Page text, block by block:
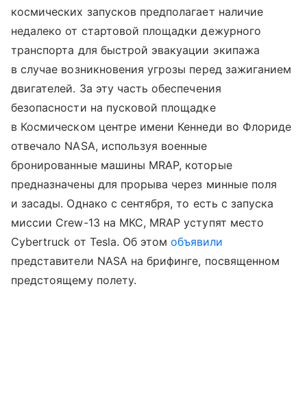
космических запусков предполагает наличие
недалеко от стартовой площадки дежурного
транспорта для быстрой эвакуации экипажа
в случае возникновения угрозы перед зажиганием
двигателей. За эту часть обеспечения
безопасности на пусковой площадке
в Космическом центре имени Кеннеди во Флориде
отвечало NASA, используя военные
бронированные машины MRAP, которые
предназначены для прорыва через минные поля
и засады. Однако с сентября, то есть с запуска
миссии Crew-13 на МКС, MRAP уступят место
Cybertruck от Tesla. Об этомобъявили
представители NASA на брифинге, посвященном
предстоящему полету.